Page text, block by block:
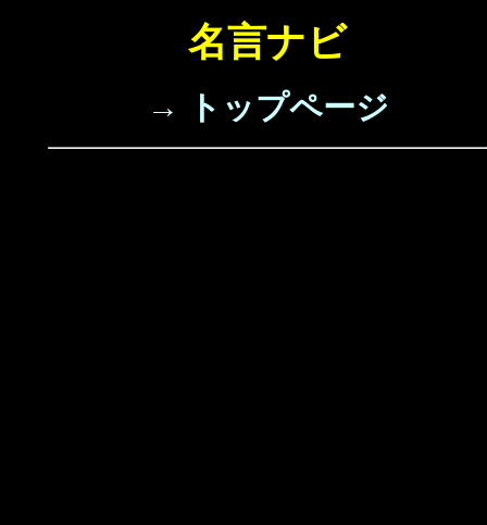
名言ナビ
→ トップページ